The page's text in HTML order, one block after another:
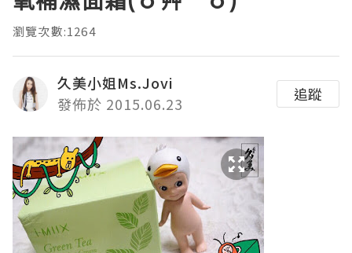
瀏覽次數:1264
久美小姐Ms.Jovi
發佈於 2015.06.23
追蹤